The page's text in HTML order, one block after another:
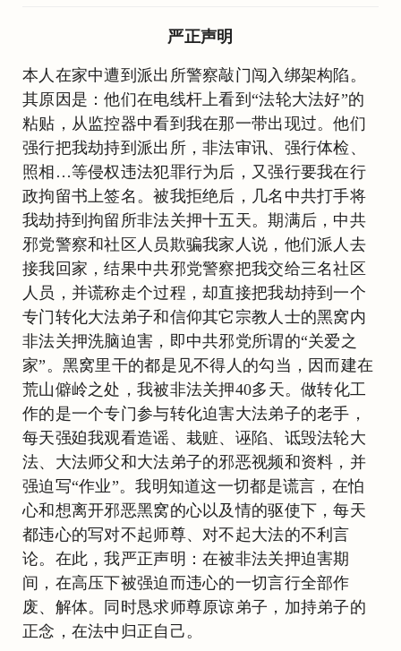
严正声明
本人在家中遭到派出所警察敲门闯入绑架构陷。
其原因是：他们在电线杆上看到“法轮大法好”的
粘贴，从监控器中看到我在那一带出现过。他们
强行把我劫持到派出所，非法审讯、强行体检、
照相…等侵权违法犯罪行为后，又强行要我在行
政拘留书上签名。被我拒绝后，几名中共打手将
我劫持到拘留所非法关押十五天。期满后，中共
邪党警察和社区人员欺骗我家人说，他们派人去
接我回家，结果中共邪党警察把我交给三名社区
人员，并谎称走个过程，却直接把我劫持到一个
专门转化大法弟子和信仰其它宗教人士的黑窝内
非法关押洗脑迫害，即中共邪党所谓的“关爱之
家”。黑窝里干的都是见不得人的勾当，因而建在
荒山僻岭之处，我被非法关押40多天。做转化工
作的是一个专门参与转化迫害大法弟子的老手，
每天强廹我观看造谣、栽赃、诬陷、诋毁法轮大
法、大法师父和大法弟子的邪恶视频和资料，并
强迫写“作业”。我明知道这一切都是谎言，在怕
心和想离开邪恶黑窝的心以及情的驱使下，每天
都违心的写对不起师尊、对不起大法的不利言
论。在此，我严正声明：在被非法关押迫害期
间，在高压下被强迫而违心的一切言行全部作
废、解体。同时恳求师尊原谅弟子，加持弟子的
正念，在法中归正自己。